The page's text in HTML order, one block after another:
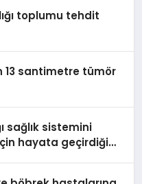
toplumu tehdit
13 santimetre tümör
sağlık sistemini
hayata geçirdiği